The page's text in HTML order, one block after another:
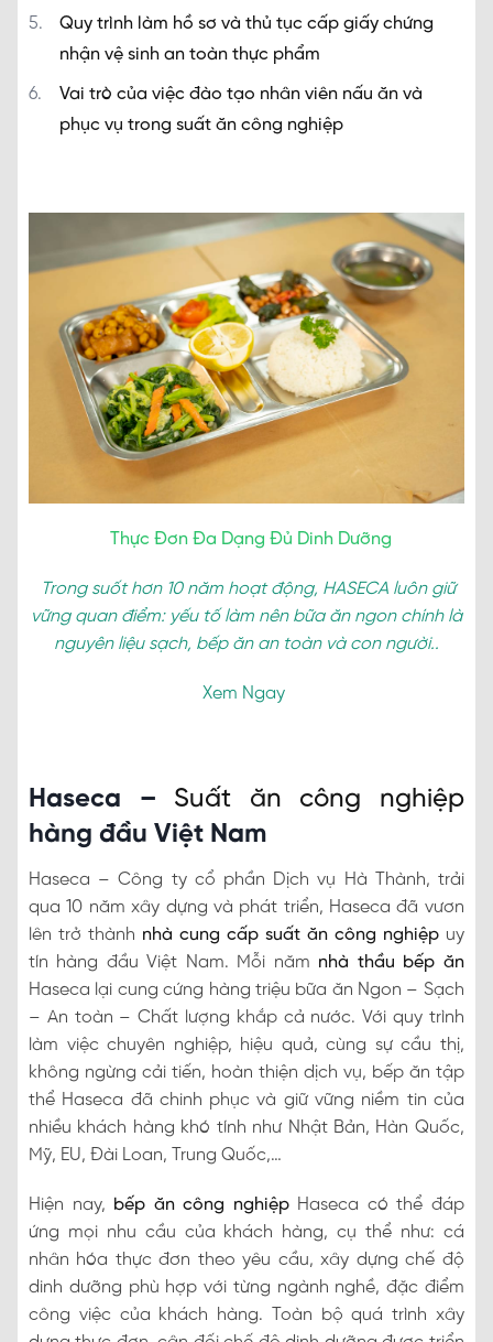
Quy trình làm hồ sơ và thủ tục cấp giấy chứng
nhận vệ sinh an toàn thực phẩm
Vai trò của việc đào tạo nhân viên nấu ăn và
phục vụ trong suất ăn công nghiệp
Thực Đơn Đa Dạng Đủ Dinh Dưỡng
Trong suốt hơn 10 năm hoạt động, HASECA luôn giữ
vững quan điểm: yếu tố làm nên bữa ăn ngon chính là
nguyên liệu sạch, bếp ăn an toàn và con người..
Xem Ngay
Haseca – Suất ăn công nghiệp
hàng đầu Việt Nam
Haseca – Công ty cổ phần Dịch vụ Hà Thành, trải
qua 10 năm xây dựng và phát triển, Haseca đã vươn
lên trở thành nhà cung cấp suất ăn công nghiệpuy
tín hàng đầu Việt Nam. Mỗi năm nhà thầu bếp ăn
Haseca lại cung cứng hàng triệu bữa ăn Ngon – Sạch
– An toàn – Chất lượng khắp cả nước. Với quy trình
làm việc chuyên nghiệp, hiệu quả, cùng sự cầu thị,
không ngừng cải tiến, hoàn thiện dịch vụ, bếp ăn tập
thể Haseca đã chinh phục và giữ vững niềm tin của
nhiều khách hàng khó tính như Nhật Bản, Hàn Quốc,
Mỹ, EU, Đài Loan, Trung Quốc,…
Hiện nay, bếp ăn công nghiệpHaseca có thể đáp
ứng mọi nhu cầu của khách hàng, cụ thể như: cá
nhân hóa thực đơn theo yêu cầu, xây dựng chế độ
dinh dưỡng phù hợp với từng ngành nghề, đặc điểm
công việc của khách hàng. Toàn bộ quá trình xây